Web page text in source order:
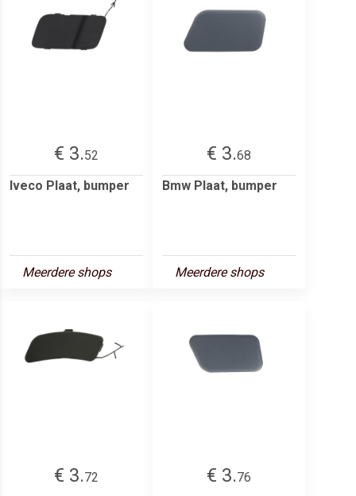
€ 3.52
Iveco Plaat, bumper
Meerdere shops
€ 3.68
Bmw Plaat, bumper
Meerdere shops
€ 3.72 € 3.76